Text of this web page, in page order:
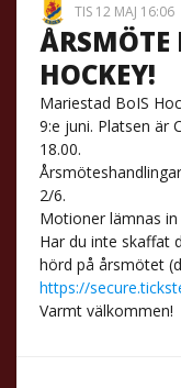
TIS 12 MAJ 16:06
ÅRSMÖTE
HOCKEY!
Mariestad BoIS
9:e juni. Platsen är
18.00.
2/6.
Motioner lämnas
Har du inte skaffat
hörd på årsmötet
https://
Varmt välkommen!